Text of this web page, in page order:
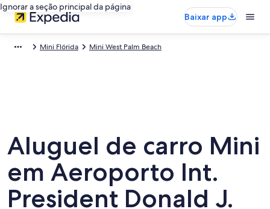
Ignorar a seção principal da página
Baixar app
Mini Flórida Mini West Palm Beach
Aluguel de carro Mini
em Aeroporto Int.
President Donald J.